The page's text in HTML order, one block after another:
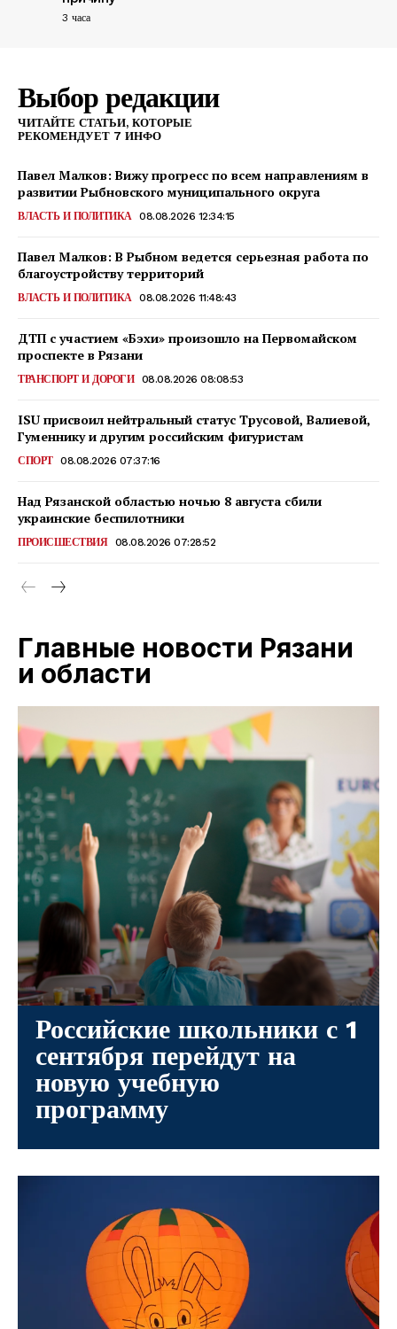
3 часа
Выбор редакции
ЧИТАЙТЕ СТАТЬИ, КОТОРЫЕ
РЕКОМЕНДУЕТ 7 ИНФО
Павел Малков: Вижу прогресс по всем направлениям в
развитии Рыбновского муниципального округа
ВЛАСТЬ И ПОЛИТИКА 08.08.2026 12:34:15
Павел Малков: В Рыбном ведется серьезная работа по
благоустройству территорий
ВЛАСТЬ И ПОЛИТИКА 08.08.2026 11:48:43
ДТП с участием «Бэхи» произошло на Первомайском
проспекте в Рязани
ТРАНСПОРТ И ДОРОГИ 08.08.2026 08:08:53
ISU присвоил нейтральный статус Трусовой, Валиевой,
Гуменнику и другим российским фигуристам
СПОРТ 08.08.2026 07:37:16
Над Рязанской областью ночью 8 августа сбили
украинские беспилотники
ПРОИСШЕСТВИЯ 08.08.2026 07:28:52
Главные новости Рязани
и области
Российские школьники с 1
сентября перейдут на
новую учебную
программу